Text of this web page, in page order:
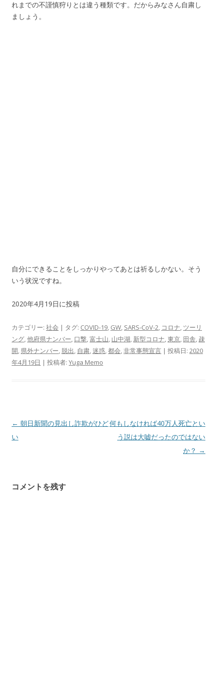
れまでの不謹慎狩りとは違う種類です。だからみなさん自粛し
ましょう。
自分にできることをしっかりやってあとは祈るしかない。そう
いう状況ですね。
2020年4月19日に投稿
カテゴリー: 社会 | タグ: COVID-19, GW, SARS-CoV-2, コロナ, ツーリ
ング,他府県ナンバー, 口撃,富士山, 山中湖, 新型コロナ,東京, 田舎, 疎
開, 県外ナンバー, 脱出, 自粛,迷惑,都会,非常事態宣言 | 投稿日: 2020
年4月19日 | 投稿者: Yuga Memo
投
稿
ー
← 朝日新聞の見出し詐欺がひど
い
何もしなければ40万人死亡とい
う説は大嘘だったのではない
か？ →
コメントを残す